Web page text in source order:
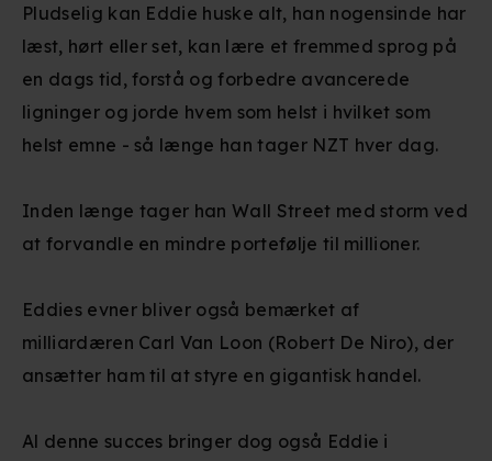
Pludselig kan Eddie huske alt, han nogensinde har
læst, hørt eller set, kan lære et fremmed sprog på
en dags tid, forstå og forbedre avancerede
ligninger og jorde hvem som helst i hvilket som
helst emne - så længe han tager NZT hver dag.
Inden længe tager han Wall Street med storm ved
at forvandle en mindre portefølje til millioner.
Eddies evner bliver også bemærket af
milliardæren Carl Van Loon (Robert De Niro), der
ansætter ham til at styre en gigantisk handel.
Al denne succes bringer dog også Eddie i